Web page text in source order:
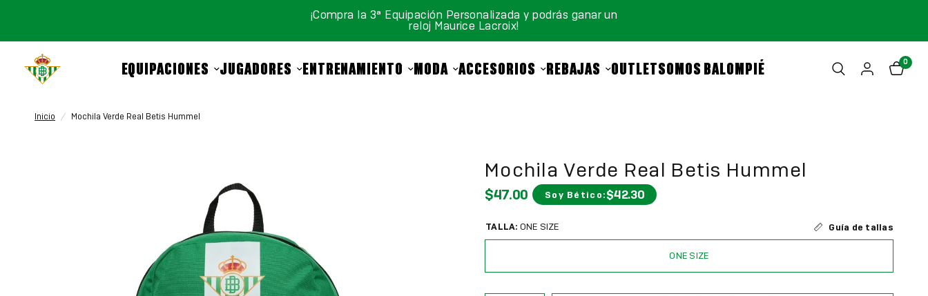
¡Compra la 3ª Equipación Personalizada y podrás ganar un
reloj Maurice Lacroix!
EQUIPACIONES JUGADORES ENTRENAMIENTO MODA ACCESORIOS REBAJAS OUTLETSOMOS BALOMPIÉ 0
Inicio / Mochila Verde Real Betis Hummel
Mochila Verde Real Betis Hummel
$47.00 Soy Bético:$42.30
TALLA: ONE SIZE Guía de tallas
ONE SIZE